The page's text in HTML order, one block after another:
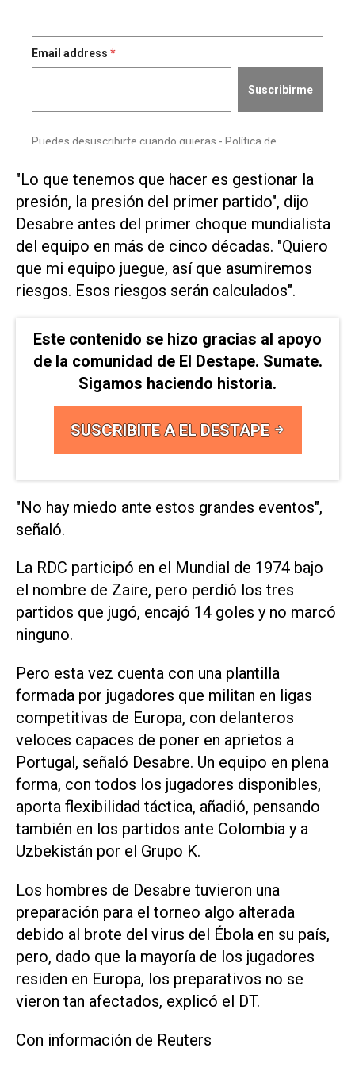
"Lo que tenemos que hacer ⁠es gestionar la
presión, la presión ​del primer partido", dijo
Desabre ‌antes del primer choque ‌mundialista
del equipo en más de ⁠cinco décadas. "Quiero
que mi equipo juegue, así que asumiremos
riesgos. Esos riesgos serán calculados".
Este contenido se hizo gracias al apoyo
de la comunidad de El Destape. Sumate.
Sigamos haciendo historia.
SUSCRIBITE A EL DESTAPE
"No hay miedo ante estos grandes ​eventos",
‌señaló.
La RDC participó en el Mundial de 1974 bajo
el nombre de Zaire, pero perdió los tres
partidos que jugó, encajó 14 goles ⁠y no marcó
ninguno.
Pero esta vez cuenta con una plantilla
formada por jugadores que militan en ligas
competitivas de Europa, con delanteros
veloces capaces de poner en aprietos a
Portugal, señaló Desabre. Un equipo en ‌plena
forma, con todos los jugadores disponibles,
aporta flexibilidad táctica, añadió, pensando
también en los partidos ante Colombia y a
Uzbekistán por el Grupo K.
Los hombres de Desabre ‌tuvieron una
preparación para el torneo algo alterada
debido al brote del virus del Ébola ‌en su ⁠país,
pero, dado que la mayoría de los jugadores
residen ​en Europa, los preparativos no se
vieron tan afectados, explicó el DT.
Con información de Reuters